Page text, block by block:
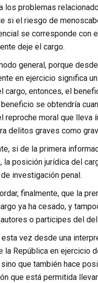
los problemas
si el riesgo de
se corresponde con
deje el cargo.
general, porque
en ejercicio significa
cargo, entonces, el
se obtendría
reproche moral que
delitos graves como
si de la primera
la posición jurídica del
investigación penal.
finalmente, que la
ya ha cesado, y
o participes del
esta vez desde una
la República en ejercicio
que también hace
que está permitida